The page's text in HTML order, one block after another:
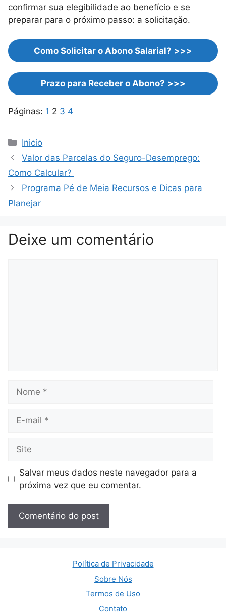
confirmar sua elegibilidade ao benefício e se
preparar para o próximo passo: a solicitação.
Como Solicitar o Abono Salarial? >>>
Prazo para Receber o Abono? >>>
Páginas: 1 2 3 4
Categorias
Inicio
Valor das Parcelas do Seguro-Desemprego:
Como Calcular?
Programa Pé de Meia Recursos e Dicas para
Planejar
Deixe um comentário
mail
Salvar meus dados neste navegador para a
próxima vez que eu comentar.
Política de Privacidade
Sobre Nós
Termos de Uso
Contato